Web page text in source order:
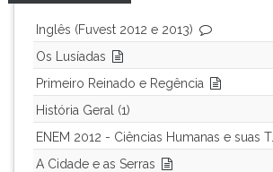
Inglês (Fuvest 2012 e 2013)
Os Lusíadas
Primeiro Reinado e Regência
História Geral (1)
ENEM 2012 - Ciências Humanas e suas T...
A Cidade e as Serras